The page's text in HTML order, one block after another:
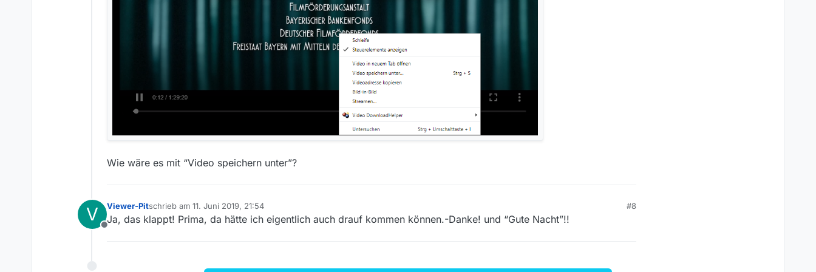
Wie wäre es mit “Video speichern unter”?
V
Offline
Viewer-Pitschrieb am 11. Juni 2019, 21:54
zuletzt editiert von
#8
Ja, das klappt! Prima, da hätte ich eigentlich auch drauf kommen können.-Danke! und “Gute Nacht”!!